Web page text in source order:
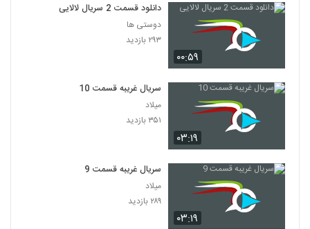
۰۰:۵۹
دانلود قسمت 2 سریال لالایی
دوستی ها
۲۹۳ بازدید
۰۳:۱۹
سریال غریبه قسمت 10
میلاد
۳۵۱ بازدید
۰۳:۱۹
سریال غریبه قسمت 9
میلاد
۲۸۹ بازدید